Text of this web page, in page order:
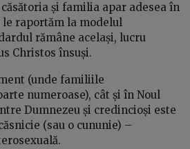
și familia apar adesea în
raportăm la modelul
rămâne același, lucru
Christos însuși.
(unde familiile
numeroase), cât și în Noul
Dumnezeu și credincioși este
(sau o cununie) –